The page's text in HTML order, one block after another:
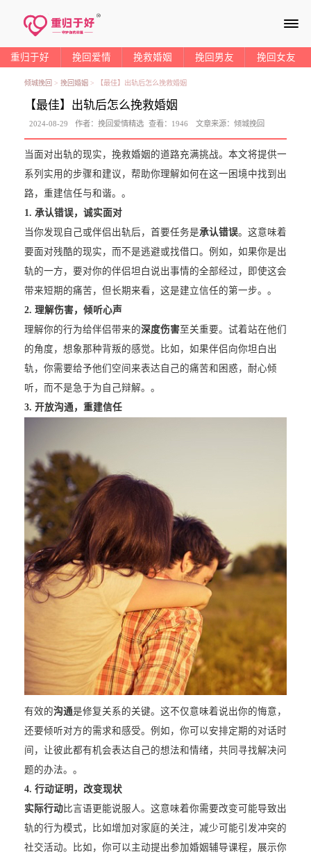
≡
重归于好 挽回爱情 挽救婚姻 挽回男友 挽回女友
倾城挽回 > 挽回婚姻 > 【最佳】出轨后怎么挽救婚姻
【最佳】出轨后怎么挽救婚姻
2024-08-29 作者：挽回爱情精选 查看： 1946 文章来源： 倾城挽回
当面对出轨的现实，挽救婚姻的道路充满挑战。本文将提供一
系列实用的步骤和建议，帮助你理解如何在这一困境中找到出
路，重建信任与和谐。。
1. 承认错误，诚实面对
当你发现自己或伴侣出轨后，首要任务是承认错误。这意味着
要面对残酷的现实，而不是逃避或找借口。例如，如果你是出
轨的一方，要对你的伴侣坦白说出事情的全部经过，即使这会
带来短期的痛苦，但长期来看，这是建立信任的第一步。。
2. 理解伤害，倾听心声
理解你的行为给伴侣带来的深度伤害至关重要。试着站在他们
的角度，想象那种背叛的感觉。比如，如果伴侣向你坦白出
轨，你需要给予他们空间来表达自己的痛苦和困惑，耐心倾
听，而不是急于为自己辩解。。
3. 开放沟通，重建信任
有效的沟通是修复关系的关键。这不仅意味着说出你的悔意，
还要倾听对方的需求和感受。例如，你可以安排定期的对话时
间，让彼此都有机会表达自己的想法和情绪，共同寻找解决问
题的办法。。
4. 行动证明，改变现状
实际行动比言语更能说服人。这意味着你需要改变可能导致出
轨的行为模式，比如增加对家庭的关注，减少可能引发冲突的
社交活动。比如，你可以主动提出参加婚姻辅导课程，展示你